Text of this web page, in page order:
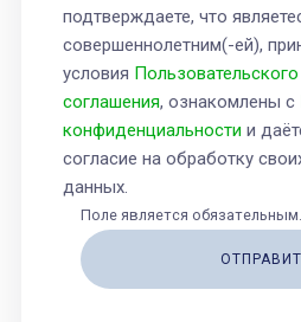
подтверждаете, что
совершеннолетним(-ей),
условия Пользовательского
соглашения, ознакомлены с
конфиденциальности и
согласие на обработку
данных.
Поле является обязательным.